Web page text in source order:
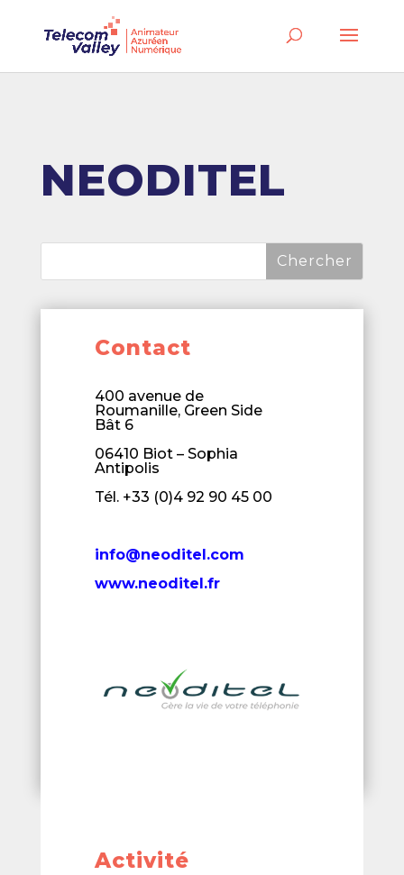
NEODITEL
Contact
400 avenue de
Roumanille, Green Side
Bât 6
06410 Biot – Sophia
Antipolis
Tél. +33 (0)4 92 90 45 00
info@neoditel.com
www.neoditel.fr
Activité